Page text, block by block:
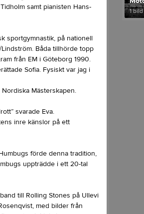
samt pianisten Hans-
sportgymnastik, på nationell
Båda tillhörde topp
från EM i Göteborg 1990.
Sofia. Fysiskt var jag i
Mästerskapen.
svarade Eva.
inre känslor på ett
förde denna tradition,
uppträdde i ett 20-tal
till Rolling Stones på Ullevi
med bilder från
1 bild